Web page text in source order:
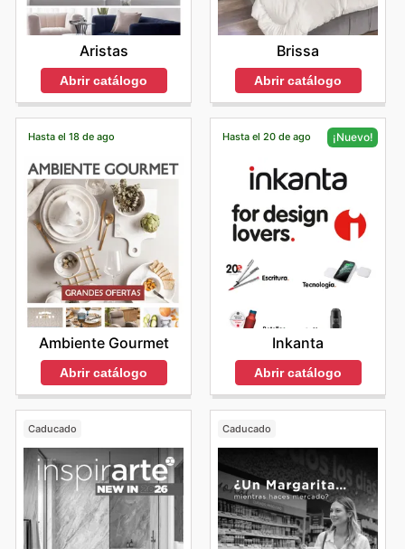
Aristas
Abrir catálogo
Brissa
Abrir catálogo
Hasta el 18 de ago
Ambiente Gourmet
Abrir catálogo
Hasta el 20 de ago ¡Nuevo!
Inkanta
Abrir catálogo
Caducado Caducado